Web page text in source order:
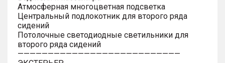
Атмосферная многоцветная подсветка
Центральный подлокотник для второго ряда
сидений
Потолочные светодиодные светильники для
второго ряда сидений
———————————————————————————